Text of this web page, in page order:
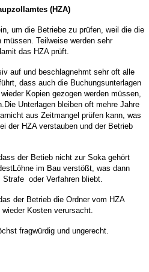
(HZA)
um die Betriebe zu prüfen, weil die die
müssen. Teilweise werden sehr
das HZA prüft.
auf und beschlagnehmt sehr oft alle
dass auch die Buchungsunterlagen
Kopien gezogen werden müssen,
Unterlagen bleiben oft mehre Jahre
aus Zeitmangel prüfen kann, was
der HZA verstauben und der Betrieb
der Betieb nicht zur Soka gehört
im Bau verstößt, was dann
oder Verfahren bliebt.
der Betrieb die Ordner vom HZA
Kosten verursacht.
fragwürdig und ungerecht.